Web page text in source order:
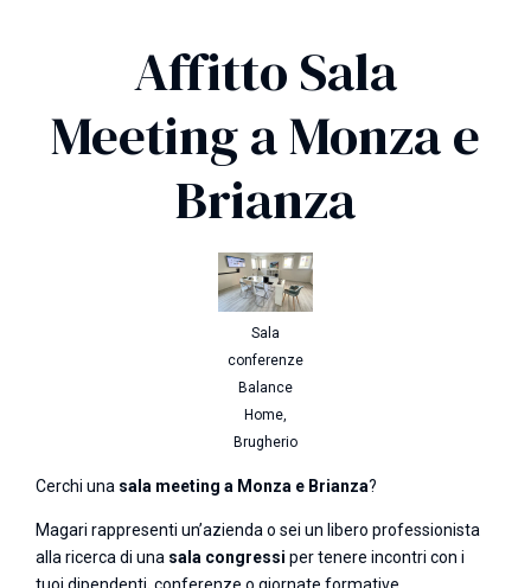
Affitto Sala
Meeting a Monza e
Brianza
Sala
conferenze
Balance
Home,
Brugherio
Cerchi una sala meeting a Monza e Brianza?
Magari rappresenti un’azienda o sei un libero professionista
alla ricerca di una sala congressi per tenere incontri con i